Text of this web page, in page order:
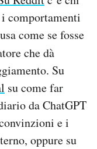
comportamenti
come se fosse
che dà
Su
su come far
da ChatGPT
e i
oppure su